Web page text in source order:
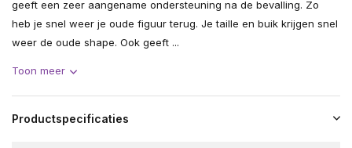
geeft een zeer aangename ondersteuning na de bevalling. Zo
heb je snel weer je oude figuur terug. Je taille en buik krijgen snel
weer de oude shape. Ook geeft ...
Toon meer
Productspecificaties